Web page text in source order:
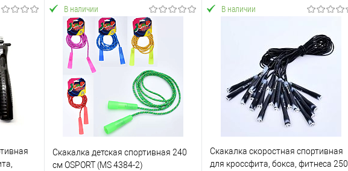
В корзину
Купить в 1 клик
К сравнению
В избранное
В наличии
Купить в 1 клик
К сравнению
В избранное
В наличии
Скакалка детская спортивная 240
см OSPORT (MS 4384-2)
В наличии
Скакалка скоростная спортивная
для кроссфита, бокса, фитнеса 250